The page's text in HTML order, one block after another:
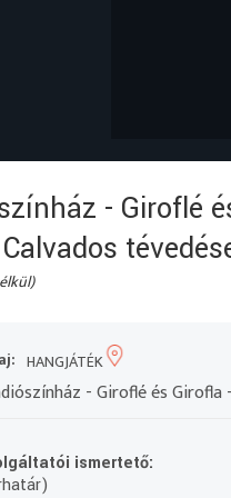
- Giroflé
HANGJÁTÉK
- Giroflé és Girofla
ismertető: